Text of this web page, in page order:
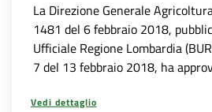
La Direzione Generale
1481 del 6 febbraio 2018,
Ufficiale Regione Lombardia
7 del 13 febbraio 2018, ha
Vedi dettaglio